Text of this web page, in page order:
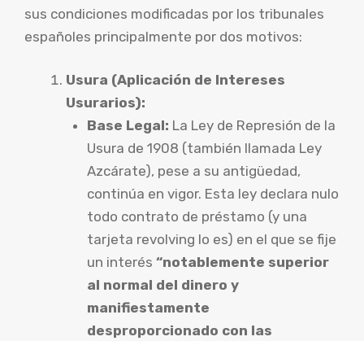
sus condiciones modificadas por los tribunales
españoles principalmente por dos motivos:
Usura (Aplicación de Intereses
Usurarios):
Base Legal: La Ley de Represión de la
Usura de 1908 (también llamada Ley
Azcárate), pese a su antigüedad,
continúa en vigor. Esta ley declara nulo
todo contrato de préstamo (y una
tarjeta revolving lo es) en el que se fije
un interés “notablemente superior
al normal del dinero y
manifiestamente
desproporcionado con las